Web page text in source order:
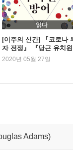
읽다
[이주의 신간] 『코로나
자 전쟁』 『당근 유치
외
2020년 05월 27일
Adams)